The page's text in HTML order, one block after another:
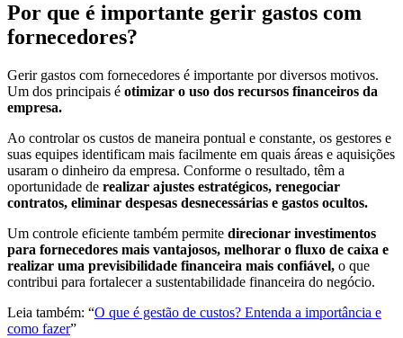
Por que é importante gerir gastos com
fornecedores?
Gerir gastos com fornecedores é importante por diversos motivos.
Um dos principais é otimizar o uso dos recursos financeiros da
empresa.
Ao controlar os custos de maneira pontual e constante, os gestores e
suas equipes identificam mais facilmente em quais áreas e aquisições
usaram o dinheiro da empresa. Conforme o resultado, têm a
oportunidade de realizar ajustes estratégicos, renegociar
contratos, eliminar despesas desnecessárias e gastos ocultos.
Um controle eficiente também permite direcionar investimentos
para fornecedores mais vantajosos, melhorar o fluxo de caixa e
realizar uma previsibilidade financeira mais confiável, o que
contribui para fortalecer a sustentabilidade financeira do negócio.
Leia também: “O que é gestão de custos? Entenda a importância e
como fazer”